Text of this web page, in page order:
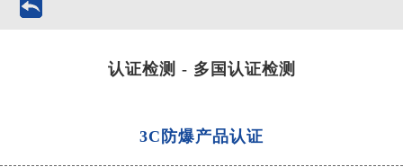
认证检测 - 多国认证检测
3C防爆产品认证